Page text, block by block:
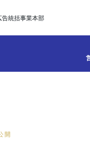
告統括事業本部
開